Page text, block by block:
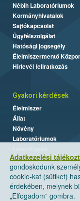
Adatkezelési
gondoskodunk
cookie-kat (sütiket)
érdekében, melynek
„Elfogadom” gombra.
Nébih Laboratóriumok
Kormányhivatalok
Sajtókapcsolat
Ügyfélszolgálat
Hatósági jogsegély
Élelmiszermentő
Hírlevél feliratkozás
Gyakori kérdések
Élelmiszer
Állat
Növény
Laboratóriumok